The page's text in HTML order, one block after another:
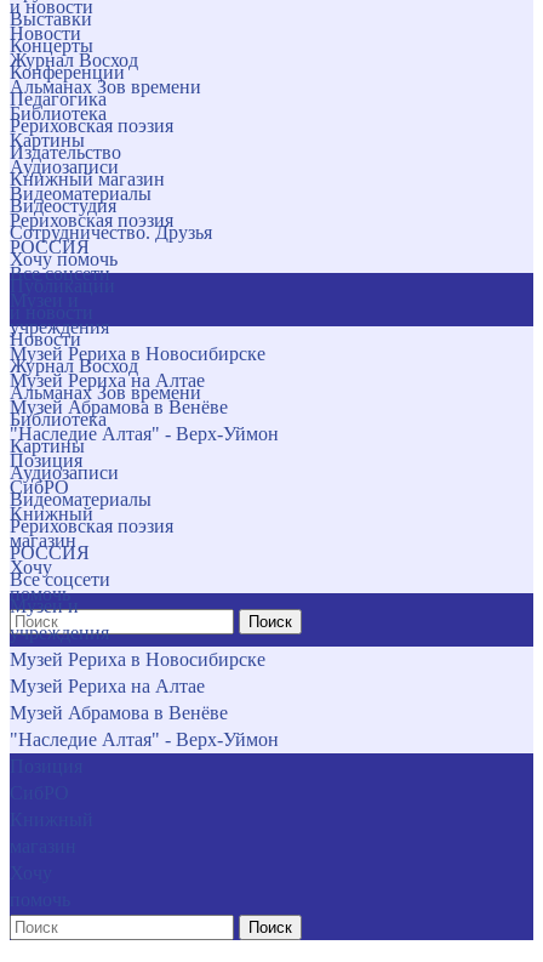
и новости
Новости
Журнал Восход
Альманах Зов времени
Библиотека
Картины
Аудиозаписи
Видеоматериалы
Рериховская поэзия
РОССИЯ
Все соцсети
учреждения
Музей Рериха в Новосибирске
Музей Рериха на Алтае
Музей Абрамова в Венёве
"Наследие Алтая" - Верх-Уймон
Позиция
СибРО
Книжный
магазин
Хочу
помочь
Поиск
Выставки
Концерты
Конференции
Педагогика
Рериховская поэзия
Издательство
Книжный магазин
Видеостудия
Сотрудничество. Друзья
Хочу помочь
Новости
Журнал Восход
Альманах Зов времени
Библиотека
Картины
Аудиозаписи
Видеоматериалы
Рериховская поэзия
РОССИЯ
Все соцсети
Музеи и
учреждения
Музей Рериха в Новосибирске
Музей Рериха на Алтае
Музей Абрамова в Венёве
"Наследие Алтая" - Верх-Уймон
Поиск